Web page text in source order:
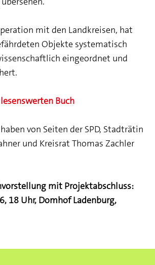
mit den Landkreisen, hat
Objekte systematisch
eingeordnet und
Buch
von Seiten der SPD, Stadträtin
und Kreisrat Thomas Zachler
mit Projektabschluss:
18 Uhr, Domhof Ladenburg,